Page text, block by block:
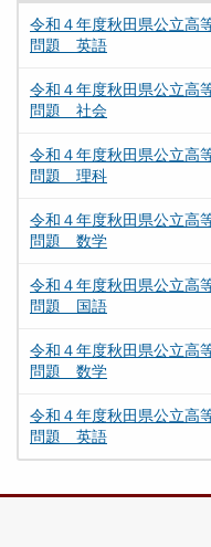
令和４年度秋田県公立高
問題 英語
令和４年度秋田県公立高
問題 社会
令和４年度秋田県公立高
問題 理科
令和４年度秋田県公立高
問題 数学
令和４年度秋田県公立高
問題 国語
令和４年度秋田県公立高
問題 数学
令和４年度秋田県公立高
問題 英語